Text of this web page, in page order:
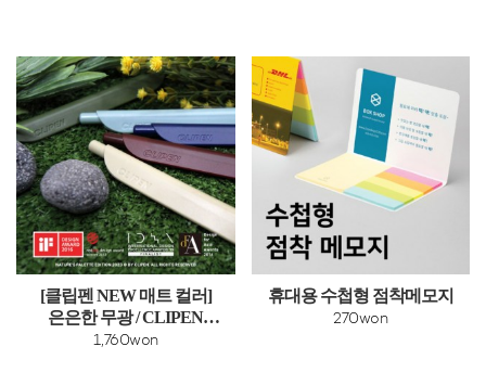
[클립펜 NEW 매트 컬러]
은은한 무광 / CLIPEN
NATURES PALETTE (젤펜
1,760won
휴대용 수첩형 점착메모지
270won